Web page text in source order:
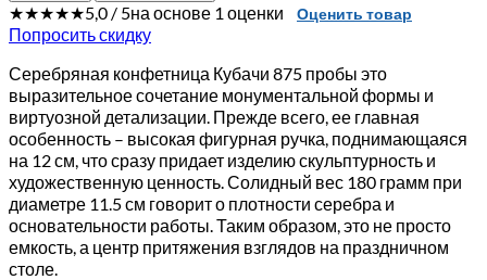
★★★★★5,0 / 5на основе 1 оценки Оценить товар
Попросить скидку
Серебряная конфетница Кубачи 875 пробы это
выразительное сочетание монументальной формы и
виртуозной детализации. Прежде всего, ее главная
особенность – высокая фигурная ручка, поднимающаяся
на 12 см, что сразу придает изделию скульптурность и
художественную ценность. Солидный вес 180 грамм при
диаметре 11.5 см говорит о плотности серебра и
основательности работы. Таким образом, это не просто
емкость, а центр притяжения взглядов на праздничном
столе.